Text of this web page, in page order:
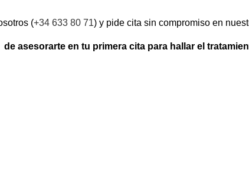
(+34 633 80 71) y pide cita sin compromiso en
de asesorarte en tu primera cita para hallar el